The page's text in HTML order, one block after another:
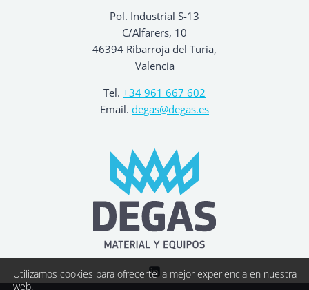
Pol. Industrial S-13
C/Alfarers, 10
46394 Ribarroja del Turia,
Valencia
Tel. +34 961 667 602
Email. degas@degas.es
Utilizamos cookies para ofrecerte la mejor experiencia en nuestra
web.